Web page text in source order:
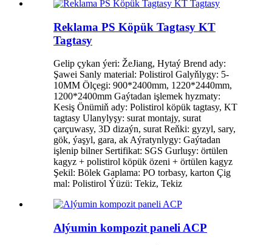
Reklama PS Köpük Tagtasy KT
Tagtasy
Gelip çykan ýeri: ŽeJiang, Hytaý Brend ady:
Şawei Sanly material: Polistirol Galyňlygy: 5-
10MM Ölçegi: 900*2400mm, 1220*2440mm,
1200*2400mm Gaýtadan işlemek hyzmaty:
Kesiş Önümiň ady: Polistirol köpük tagtasy, KT
tagtasy Ulanylyşy: surat montajy, surat
çarçuwasy, 3D dizaýn, surat Reňki: gyzyl, sary,
gök, ýaşyl, gara, ak Aýratynlygy: Gaýtadan
işlenip bilner Sertifikat: SGS Gurluşy: örtülen
kagyz + polistirol köpük özeni + örtülen kagyz
Şekil: Bölek Gaplama: PO torbasy, karton Çig
mal: Polistirol Ýüzü: Tekiz, Tekiz
Alýumin kompozit paneli ACP